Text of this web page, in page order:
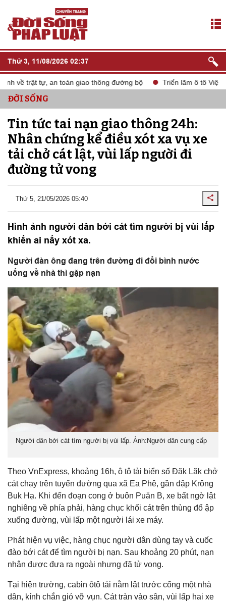
Thứ 3, 11/08/2026 02:37
về trật tự, an toàn giao thông đường bộ Triển lãm ô tô Việt
ĐỜI SỐNG
Tin tức tai nạn giao thông 24h:
Nhân chứng kể điều xót xa vụ xe
tải chở cát lật, vùi lấp người đi
đường tử vong
Thứ 5, 21/05/2026 05:40
Hình ảnh người dân bới cát tìm người bị vùi lấp
khiến ai nấy xót xa.
Người đàn ông đang trên đường đi đổi bình nước
uống về nhà thì gặp nạn
Người dân bới cát tìm người bị vùi lấp. Ảnh:Người dân cung cấp
Theo VnExpress, khoảng 16h, ô tô tải biển số Đăk Lăk chở
cát chạy trên tuyến đường qua xã Ea Phê, gần đập Krông
Buk Hạ. Khi đến đoạn cong ở buôn Puăn B, xe bất ngờ lật
nghiêng về phía phải, hàng chục khối cát trên thùng đổ ập
xuống đường, vùi lấp một người lái xe máy.
Phát hiện vụ việc, hàng chục người dân dùng tay và cuốc
đào bới cát để tìm người bị nạn. Sau khoảng 20 phút, nạn
nhân được đưa ra ngoài nhưng đã tử vong.
Tại hiện trường, cabin ôtô tải nằm lật trước cổng một nhà
dân, kính chắn gió vỡ vụn. Cát tràn vào sân, vùi lấp hai xe